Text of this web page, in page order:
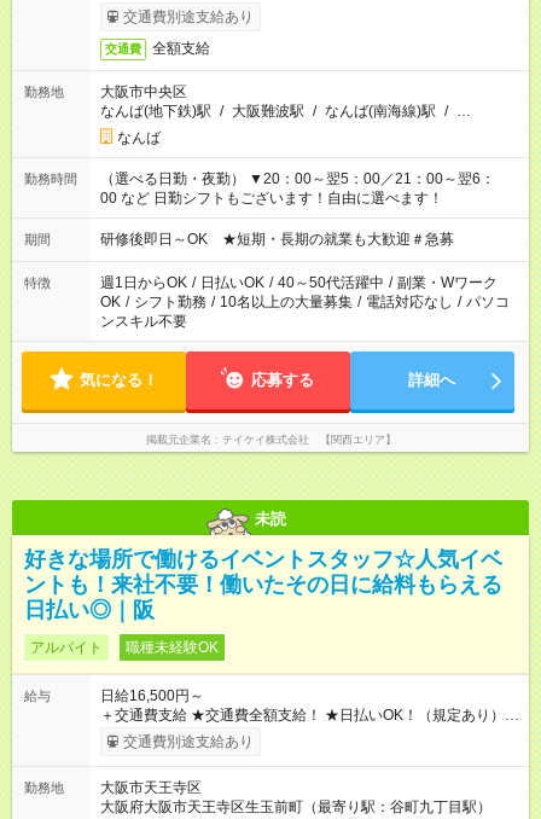
交通費別途支給あり
交通費 全額支給
勤務地
大阪市中央区
なんば(地下鉄)駅 / 大阪難波駅 / なんば(南海線)駅 / …
なんば
勤務時間
（選べる日勤・夜勤） ▼20：00～翌5：00／21：00～翌6：
00 など 日勤シフトもございます！自由に選べます！
期間 研修後即日～OK ★短期・長期の就業も大歓迎＃急募
特徴 週1日からOK / 日払いOK / 40～50代活躍中 / 副業・Wワーク
OK / シフト勤務 / 10名以上の大量募集 / 電話対応なし / パソコ
ンスキル不要
気になる！ 応募する 詳細へ
掲載元企業名 テイケイ株式会社 【関西エリア】
未読
好きな場所で働けるイベントスタッフ☆人気イベ
ントも！来社不要！働いたその日に給料もらえる
日払い◎｜阪
アルバイト 職種未経験OK
給与
日給16,500円～
＋交通費支給 ★交通費全額支給！ ★日払いOK！（規定あり） ┗
働いたその日に現金GET♪ お仕事後はコンビニATMから 日払
交通費別途支給あり
勤務地
大阪市天王寺区
大阪府大阪市天王寺区生玉前町（最寄り駅：谷町九丁目駅）